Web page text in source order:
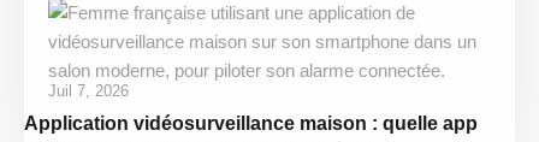
Juil 7, 2026
Application vidéosurveillance maison : quelle app